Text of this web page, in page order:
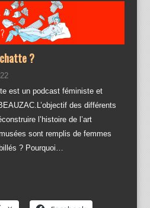
?
est un podcast féministe et
des différents
l’histoire de l’art
sont remplis de femmes
? Pourquoi…